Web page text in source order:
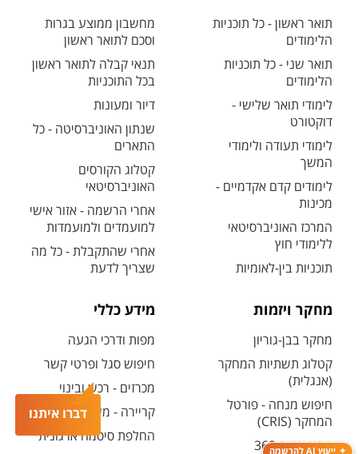
דברו איתנו
ייעוץ AI להרשמה
תואר ראשון - כל תוכניות
הלימודים
תואר שני - כל תוכניות
הלימודים
לימודי תואר שלישי -
דוקטורט
לימודי תעודה ולימודי
המשך
לימודים קדם אקדמיים -
מכינות
המרכז האוניברסיטאי
ללימודי חוץ
תוכניות בין-לאומיות
מחשבון ממוצע בגרות
וסכם לתואר ראשון
תנאי קבלה לתואר ראשון
בכל התוכניות
דיור ומעונות
שנתון האוניברסיטה - כל
התארים
קטלוג הקורסים
האוניברסיטאי
אחרי הרשמה - אזור אישי
למועמדים ולמועמדות
אחרי שהתקבלת - כל מה
שצריך לדעת
מחקר ויזמות
מחקר בבן-גוריון
קטלוג תשתיות המחקר
(אנגלית)
חיפוש מנחה - פורטל
המחקר (CRIS)
מרכז יזמות 360
מידע כללי
מפות ודרכי הגעה
חיפוש סגל ופרטי קשר
מכרזים - רכש ובינוי
קריירה - משרות פתוחות
החלפת סיסמה ארגונית